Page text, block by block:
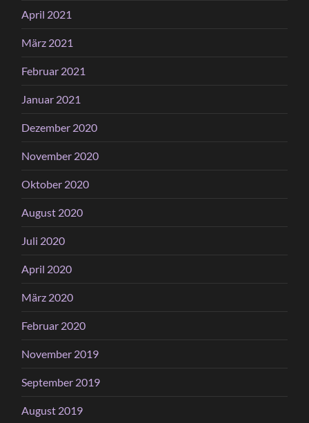
April 2021
März 2021
Februar 2021
Januar 2021
Dezember 2020
November 2020
Oktober 2020
August 2020
Juli 2020
April 2020
März 2020
Februar 2020
November 2019
September 2019
August 2019